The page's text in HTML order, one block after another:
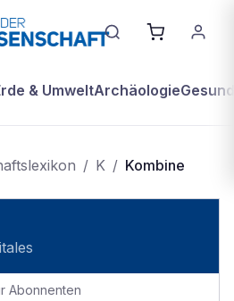
& UmweltArchäologie
/ K / Kombine
Abonnenten